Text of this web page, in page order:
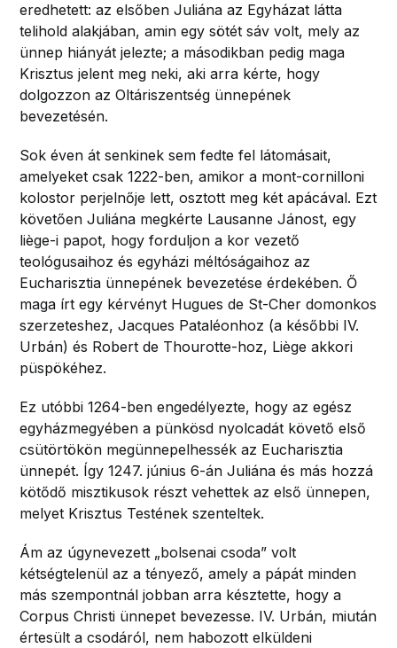
eredhetett: az elsőben Juliána az Egyházat látta
telihold alakjában, amin egy sötét sáv volt, mely az
ünnep hiányát jelezte; a másodikban pedig maga
Krisztus jelent meg neki, aki arra kérte, hogy
dolgozzon az Oltáriszentség ünnepének
bevezetésén.
Sok éven át senkinek sem fedte fel látomásait,
amelyeket csak 1222-ben, amikor a mont-cornilloni
kolostor perjelnője lett, osztott meg két apácával. Ezt
követően Juliána megkérte Lausanne Jánost, egy
liège-i papot, hogy forduljon a kor vezető
teológusaihoz és egyházi méltóságaihoz az
Eucharisztia ünnepének bevezetése érdekében. Ő
maga írt egy kérvényt Hugues de St-Cher domonkos
szerzeteshez, Jacques Pataléonhoz (a későbbi IV.
Urbán) és Robert de Thourotte-hoz, Liège akkori
püspökéhez.
Ez utóbbi 1264-ben engedélyezte, hogy az egész
egyházmegyében a pünkösd nyolcadát követő első
csütörtökön megünnepelhessék az Eucharisztia
ünnepét. Így 1247. június 6-án Juliána és más hozzá
kötődő misztikusok részt vehettek az első ünnepen,
melyet Krisztus Testének szenteltek.
Ám az úgynevezett „bolsenai csoda” volt
kétségtelenül az a tényező, amely a pápát minden
más szempontnál jobban arra késztette, hogy a
Corpus Christi ünnepet bevezesse. IV. Urbán, miután
értesült a csodáról, nem habozott elküldeni